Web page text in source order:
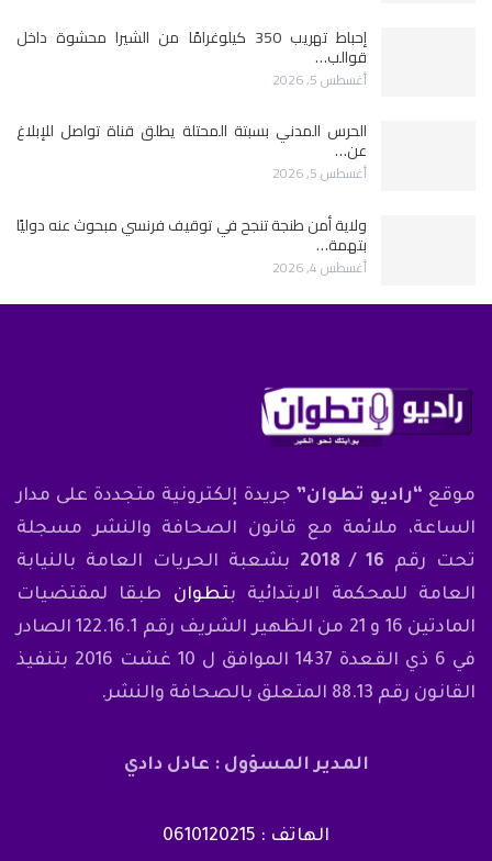
إحباط تهريب 350 كيلوغرامًا من الشيرا محشوة داخل
قوالب…
أغسطس 5, 2026
الحرس المدني بسبتة المحتلة يطلق قناة تواصل للإبلاغ
عن…
أغسطس 5, 2026
ولاية أمن طنجة تنجح في توقيف فرنسي مبحوث عنه دوليًا
بتهمة…
أغسطس 4, 2026
موقع “راديو تطوان” جريدة إلكترونية متجددة على مدار
الساعة، ملائمة مع قانون الصحافة والنشر مسجلة
تحت رقم 16 / 2018
بشعبة الحريات العامة بالنيابة
العامة للمحكمة الابتدائية بتطوان طبقا لمقتضيات
المادتين 16 و 21 من الظهير الشريف رقم 122.16.1 الصادر
في 6 ذي القعدة 1437 الموافق ل 10 غشت 2016 بتنفيذ
القانون رقم 88.13 المتعلق بالصحافة والنشر.
المدير المسؤول : عادل دادي
الهاتف : 0610120215